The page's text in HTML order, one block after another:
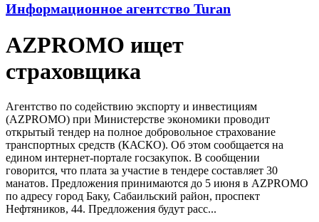
Информационное агентство Turan
AZPROMO ищет
страховщика
Агентство по содействию экспорту и инвестициям
(AZPROMO) при Министерстве экономики проводит
открытый тендер на полное добровольное страхование
транспортных средств (КАСКО). Об этом сообщается на
едином интернет-портале госзакупок. В сообщении
говорится, что плата за участие в тендере составляет 30
манатов. Предложения принимаются до 5 июня в AZPROMO
по адресу город Баку, Сабаильский район, проспект
Нефтяников, 44. Предложения будут расс...